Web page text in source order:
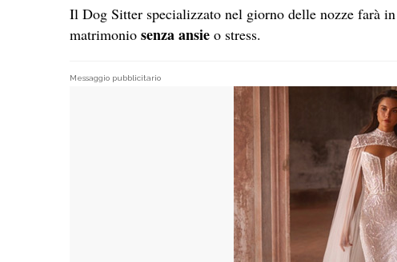
Il Dog Sitter specializzato nel giorno delle nozze farà
matrimonio senza ansie o stress.
Messaggio pubblicitario